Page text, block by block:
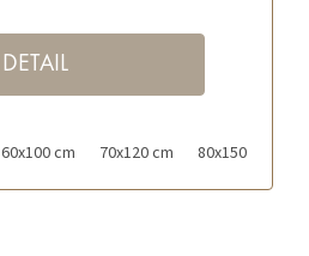
DETAIL
60x100 cm 70x120 cm 80x150 cm